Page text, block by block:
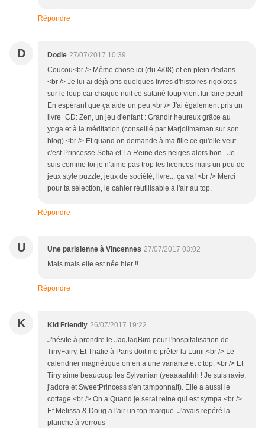
Répondre
D Dodie 27/07/2017 10:39
Coucou<br /> Même chose ici (du 4/08) et en plein dedans.
<br /> Je lui ai déjà pris quelques livres d'histoires rigolotes
sur le loup car chaque nuit ce satané loup vient lui faire peur!
En espérant que ça aide un peu.<br /> J'ai également pris un
livre+CD: Zen, un jeu d'enfant : Grandir heureux grâce au
yoga et à la méditation (conseillé par Marjolimaman sur son
blog).<br /> Et quand on demande à ma fille ce qu'elle veut
c'est Princesse Sofia et La Reine des neiges alors bon...Je
suis comme toi je n'aime pas trop les licences mais un peu de
jeux style puzzle, jeux de société, livre... ça va! <br /> Merci
pour ta sélection, le cahier réutilisable à l'air au top.
Répondre
U Une parisienne à Vincennes 27/07/2017 03:02
Mais mais elle est née hier !!
Répondre
K Kid Friendly 26/07/2017 19:22
J'hésite à prendre le JaqJaqBird pour l'hospitalisation de
TinyFairy. Et Thalie à Paris doit me prêter la Lunii.<br /> Le
calendrier magnétique on en a une variante et c top. <br /> Et
Tiny aime beaucoup les Sylvanian (yeaaaahhh ! Je suis ravie,
j'adore et SweetPrincess s'en tamponnait). Elle a aussi le
cottage.<br /> On a Quand je serai reine qui est sympa.<br />
Et Melissa & Doug a l'air un top marque. J'avais repéré la
planche à verrous